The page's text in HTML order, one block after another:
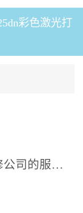
彩色激光打
广州复印机维修公司的服务如何?